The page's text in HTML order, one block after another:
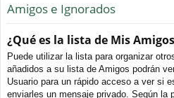
Amigos e Ignorados
¿Qué es la lista de Mis
Puede utilizar la lista para organizar
añadidos a su lista de Amigos podrán
Usuario para un rápido acceso a ver si
enviarles un mensaje privado. Según la